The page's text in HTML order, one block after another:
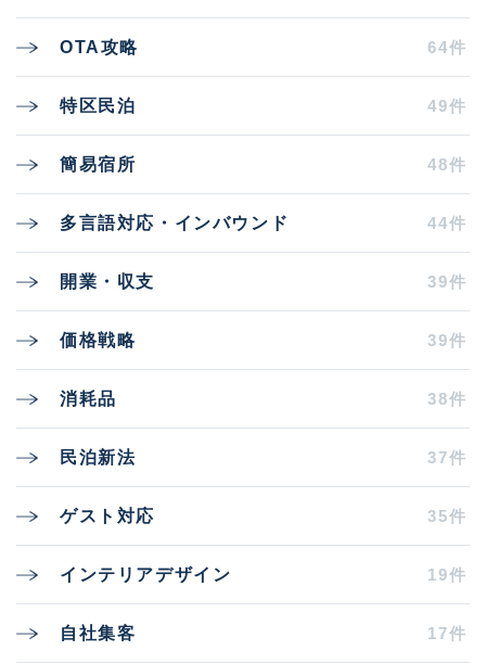
OTA攻略 64件
特区民泊 49件
簡易宿所 48件
多言語対応・インバウンド 44件
開業・収支 39件
価格戦略 39件
消耗品 38件
民泊新法 37件
ゲスト対応 35件
インテリアデザイン 19件
自社集客 17件